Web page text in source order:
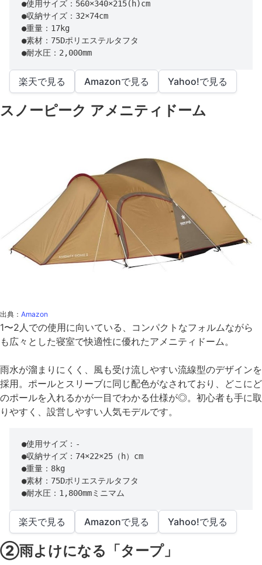
●使用サイズ：560×340×215(h)cm
●収納サイズ：32×74cm
●重量：17kg
●素材：75Dポリエステルタフタ
●耐水圧：2,000mm
楽天で見る Amazonで見る Yahoo!で見る
スノーピーク アメニティドーム
出典： Amazon
1〜2人での使用に向いている、コンパクトなフォルムながら
も広々とした寝室で快適性に優れたアメニティドーム。
雨水が溜まりにくく、風も受け流しやすい流線型のデザインを
採用。ポールとスリーブに同じ配色がなされており、どこにど
のポールを入れるかが一目でわかる仕様が◎。初心者も手に取
りやすく、設営しやすい人気モデルです。
●使用サイズ：-
●収納サイズ：74×22×25（h）cm
●重量：8kg
●素材：75Dポリエステルタフタ
●耐水圧：1,800mmミニマム
楽天で見る Amazonで見る Yahoo!で見る
②雨よけになる「タープ」